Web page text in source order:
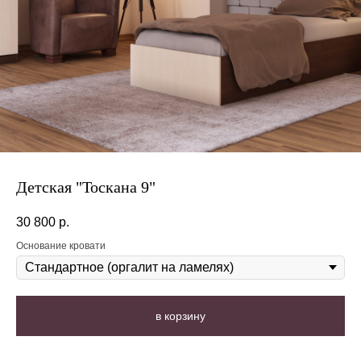
Детская "Тоскана 9"
30 800 р.
Основание кровати
в корзину